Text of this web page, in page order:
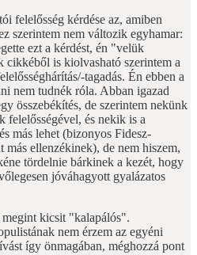
felelősség kérdése az, amiben
szerintem nem változik egyhamar:
ezt a kérdést, én "velük
cikkéből is kiolvasható szerintem a
tagadás. Én ebben a
nem tudnék róla. Abban igazad
összebékítés, de szerintem nekünk
felelősségével, és nekik is a
más lehet (bizonyos Fidesz-
más ellenzékinek), de nem hiszem,
tördelnie bárkinek a kezét, hogy
jóváhagyott gyalázatos
kicsit "kalapálós".
nem érzem az egyéni
így önmagában, méghozzá pont